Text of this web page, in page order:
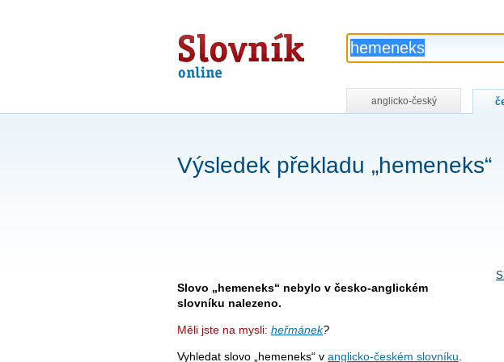
Slovník
online
anglicko-český
Výsledek překladu „hemeneks“
Slovo „hemeneks“ nebylo v česko-anglickém
slovníku nalezeno.
Měli jste na mysli: heřmánek?
Vyhledat slovo „hemeneks“ v anglicko-českém slovníku